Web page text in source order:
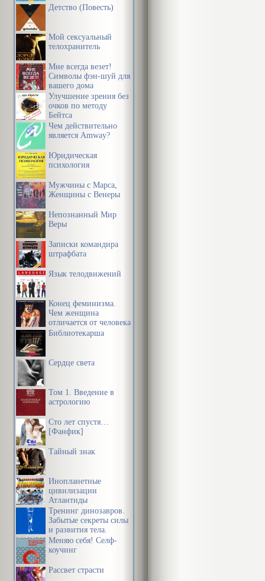
Детство (Повесть)
Мой сексуальный
телохранитель
Мне всегда везет!
Символы фэн-шуй для
вашего дома
Улучшение зрения без
очков по методу
Бейтса
Чем действительно
является Amway?
Юридическая
психология
Мужчины с Марса,
Женщины с Венеры
Непознанный Мир
Веры
Записки командира
штрафбата
Язык телодвижений
Конец феминизма.
Чем женщина
отличается от человека
Библиотекарша
Сердце света
Том 1. Введение в
астрологию
Сто лет спустя…
[Фанфик]
Тайный знак
Инопланетные
цивилизации
Атлантиды
Тренинг динозавров.
Забытые секреты силы
и развития тела.
Меняю себя! Селф-
коучинг
Рассвет страсти